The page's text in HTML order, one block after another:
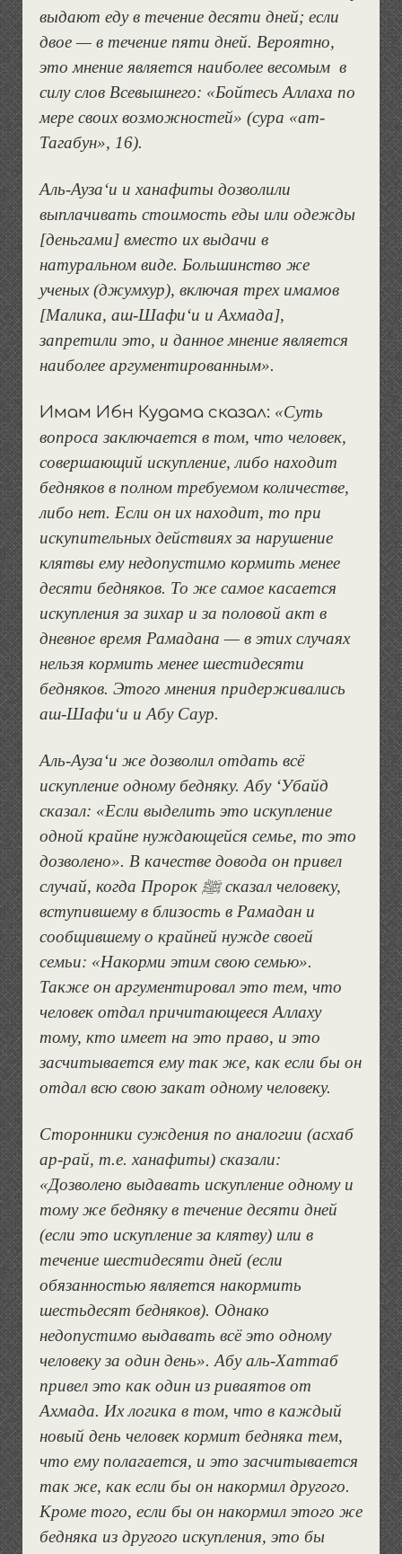
выдают еду в течение десяти дней; если
двое — в течение пяти дней. Вероятно,
это мнение является наиболее весомым в
силу слов Всевышнего: «Бойтесь Аллаха по
мере своих возможностей» (сура «ат-
Тагабун», 16).
Аль-Ауза‘и и ханафиты дозволили
выплачивать стоимость еды или одежды
[деньгами] вместо их выдачи в
натуральном виде. Большинство же
ученых (джумхур), включая трех имамов
[Малика, аш-Шафи‘и и Ахмада],
запретили это, и данное мнение является
наиболее аргументированным».
Имам Ибн Кудама сказал: «Суть
вопроса заключается в том, что человек,
совершающий искупление, либо находит
бедняков в полном требуемом количестве,
либо нет. Если он их находит, то при
искупительных действиях за нарушение
клятвы ему недопустимо кормить менее
десяти бедняков. То же самое касается
искупления за зихар и за половой акт в
дневное время Рамадана — в этих случаях
нельзя кормить менее шестидесяти
бедняков. Этого мнения придерживались
аш-Шафи‘и и Абу Саур.
Аль-Ауза‘и же дозволил отдать всё
искупление одному бедняку. Абу ‘Убайд
сказал: «Если выделить это искупление
одной крайне нуждающейся семье, то это
дозволено». В качестве довода он привел
случай, когда Пророк ﷺ сказал человеку,
вступившему в близость в Рамадан и
сообщившему о крайней нужде своей
семьи: «Накорми этим свою семью».
Также он аргументировал это тем, что
человек отдал причитающееся Аллаху
тому, кто имеет на это право, и это
засчитывается ему так же, как если бы он
отдал всю свою закат одному человеку.
Сторонники суждения по аналогии (асхаб
ар-рай, т.е. ханафиты) сказали:
«Дозволено выдавать искупление одному и
тому же бедняку в течение десяти дней
(если это искупление за клятву) или в
течение шестидесяти дней (если
обязанностью является накормить
шестьдесят бедняков). Однако
недопустимо выдавать всё это одному
человеку за один день». Абу аль-Хаттаб
привел это как один из риваятов от
Ахмада. Их логика в том, что в каждый
новый день человек кормит бедняка тем,
что ему полагается, и это засчитывается
так же, как если бы он накормил другого.
Кроме того, если бы он накормил этого же
бедняка из другого искупления, это бы